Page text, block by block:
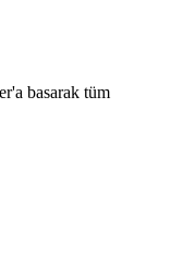
basarak tüm